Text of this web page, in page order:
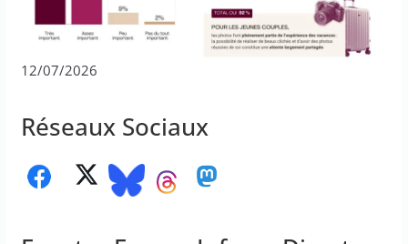
12/07/2026
Réseaux Sociaux